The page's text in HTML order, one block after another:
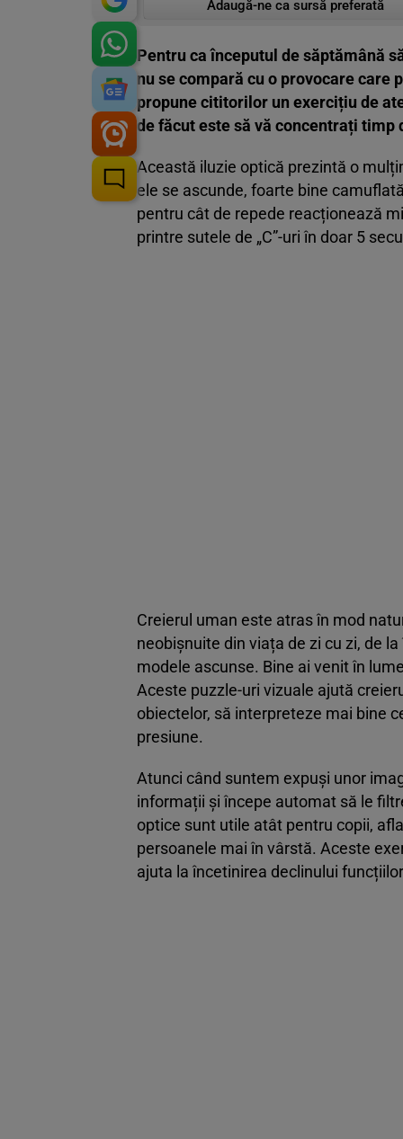
Adaugă-ne ca sursă preferată
Pentru ca începutul de săptămână
nu se compară cu o provocare care
propune cititorilor un exercițiu de
de făcut este să vă concentrați timp
Această iluzie optică prezintă o
ele se ascunde, foarte bine
pentru cât de repede reacționează
printre sutele de „C”-uri în doar 5
Creierul uman este atras în mod
neobișnuite din viața de zi cu zi, de
modele ascunse. Bine ai venit în
Aceste puzzle-uri vizuale ajută
obiectelor, să interpreteze mai bine
presiune.
Atunci când suntem expuși unor
informații și începe automat să le
optice sunt utile atât pentru copii,
persoanele mai în vârstă. Aceste
ajuta la încetinirea declinului